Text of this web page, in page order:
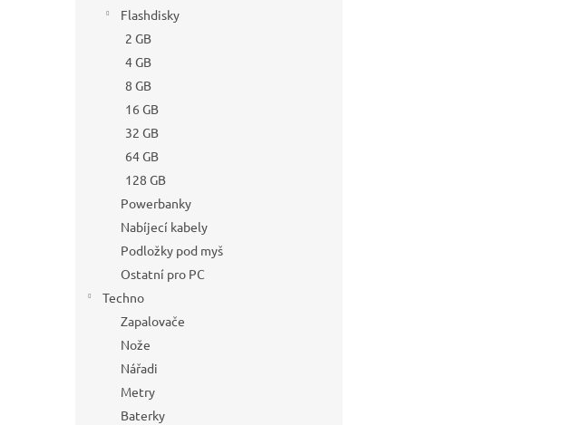
Flashdisky
2 GB
4 GB
8 GB
16 GB
32 GB
64 GB
128 GB
Powerbanky
Nabíjecí kabely
Podložky pod myš
Ostatní pro PC
Techno
Zapalovače
Nože
Nářadi
Metry
Baterky